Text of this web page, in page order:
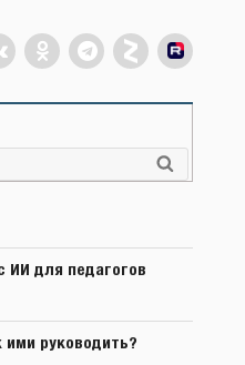
ИИ для педагогов
ими руководить?